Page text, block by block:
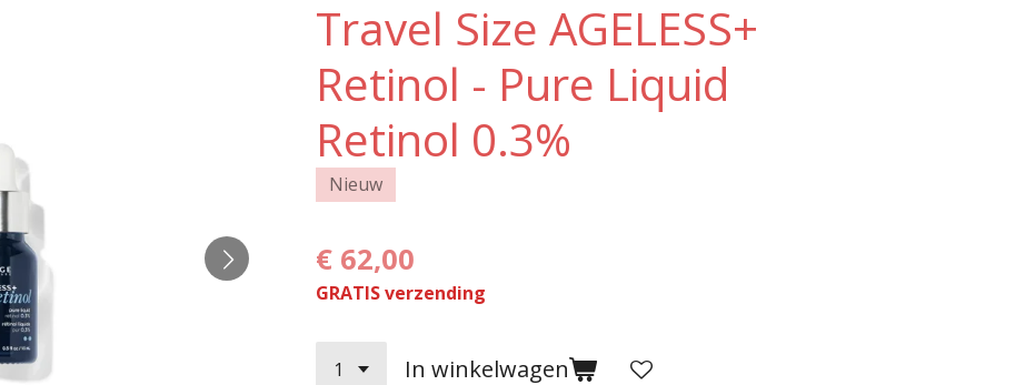
Travel Size AGELESS+
Retinol - Pure Liquid
Retinol 0.3%
Nieuw
€ 62,00
GRATIS verzending
In winkelwagen